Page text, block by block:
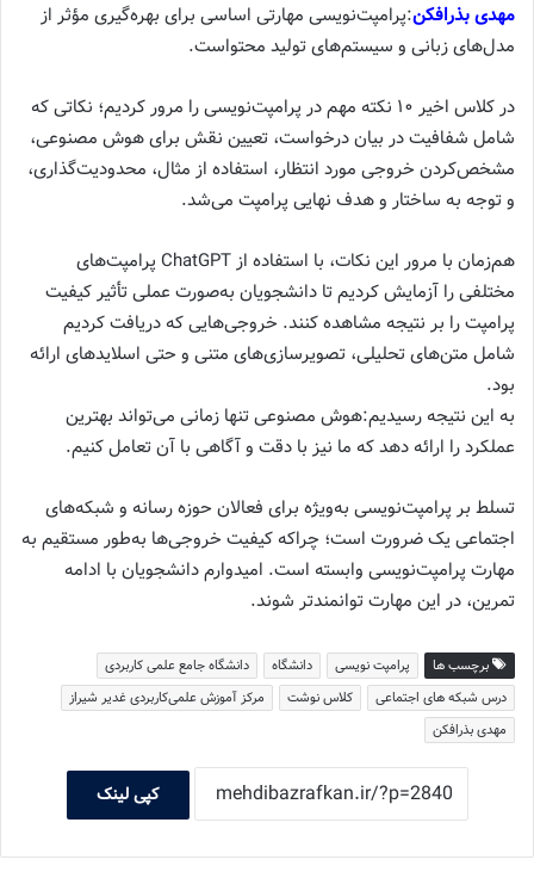
مهدی بذرافکن:پرامپت‌نویسی مهارتی اساسی برای بهره‌گیری مؤثر از
مدل‌های زبانی و سیستم‌های تولید محتواست.
در کلاس اخیر ۱۰ نکته مهم در پرامپت‌نویسی را مرور کردیم؛ نکاتی که
شامل شفافیت در بیان درخواست، تعیین نقش برای هوش مصنوعی،
مشخص‌کردن خروجی مورد انتظار، استفاده از مثال، محدودیت‌گذاری،
و توجه به ساختار و هدف نهایی پرامپت می‌شد.
هم‌زمان با مرور این نکات، با استفاده از ChatGPT پرامپت‌های
مختلفی را آزمایش کردیم تا دانشجویان به‌صورت عملی تأثیر کیفیت
پرامپت را بر نتیجه مشاهده کنند. خروجی‌هایی که دریافت کردیم
شامل متن‌های تحلیلی، تصویرسازی‌های متنی و حتی اسلایدهای ارائه
بود.
به این نتیجه رسیدیم:هوش مصنوعی تنها زمانی می‌تواند بهترین
عملکرد را ارائه دهد که ما نیز با دقت و آگاهی با آن تعامل کنیم.
تسلط بر پرامپت‌نویسی به‌ویژه برای فعالان حوزه رسانه و شبکه‌های
اجتماعی یک ضرورت است؛ چراکه کیفیت خروجی‌ها به‌طور مستقیم به
مهارت پرامپت‌نویسی وابسته است. امیدوارم دانشجویان با ادامه
تمرین، در این مهارت توانمندتر شوند.
برچسب ها پرامپت نویسی دانشگاه
دانشگاه جامع علمی کاربردی
درس شبکه های اجتماعی
کلاس نوشت
مرکز آموزش علمی‌کاربردی غدیر شیراز
مهدی بذرافکن
کپی لینک